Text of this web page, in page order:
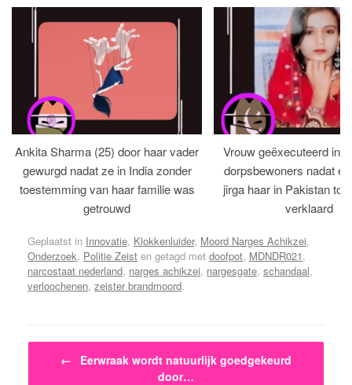
Ankita Sharma (25) door haar vader
gewurgd nadat ze in India zonder
toestemming van haar familie was
getrouwd
Vrouw geëxecuteerd in
dorpsbewoners nadat
jirga haar in Pakistan tot
verklaard
Geplaatst in Innovatie, Klokkenluider, Moord Narges Achikzei,
Onderzoek, Politie Zeist en getagd met doofpot, MDNDR021,
narcostaat nederland, narges achikzei, nargesgate, schandaal,
verloochenen, zeister brandmoord.
Bericht navigatie
←
Eerwraak wordt natuurlijk goedgekeurd
door…